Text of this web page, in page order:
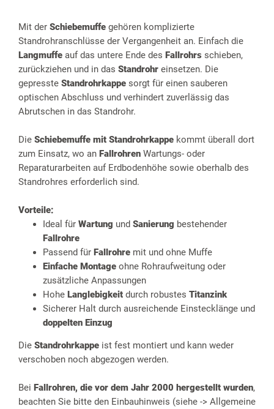
Mit der Schiebemuffe gehören komplizierte
Standrohranschlüsse der Vergangenheit an. Einfach die
Langmuffe auf das untere Ende des Fallrohrs schieben,
zurückziehen und in das Standrohr einsetzen. Die
gepresste Standrohrkappe sorgt für einen sauberen
optischen Abschluss und verhindert zuverlässig das
Abrutschen in das Standrohr.
Die Schiebemuffe mit Standrohrkappe kommt überall dort
zum Einsatz, wo an Fallrohren Wartungs- oder
Reparaturarbeiten auf Erdbodenhöhe sowie oberhalb des
Standrohres erforderlich sind.
Vorteile:
Ideal für Wartung und Sanierung bestehender
Fallrohre
Passend für Fallrohre mit und ohne Muffe
Einfache Montage ohne Rohraufweitung oder
zusätzliche Anpassungen
Hohe Langlebigkeit durch robustes Titanzink
Sicherer Halt durch ausreichende Einstecklänge und
doppelten Einzug
Die Standrohrkappe ist fest montiert und kann weder
verschoben noch abgezogen werden.
Bei Fallrohren, die vor dem Jahr 2000 hergestellt wurden,
beachten Sie bitte den Einbauhinweis (siehe -> Allgemeine